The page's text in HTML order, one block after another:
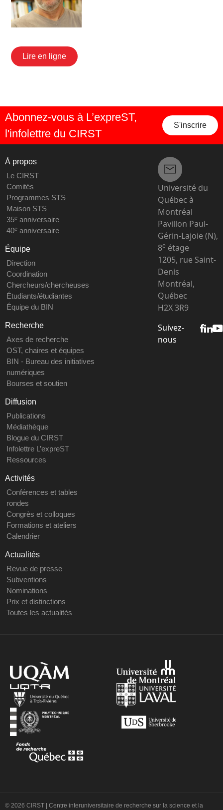
Lire en ligne
Abonnez-vous à L’expreST,
l'infolettre du CIRST
S'inscrire
À propos
Le CIRST
Comités
Programmes STS
Maison STS
35eanniversaire
40eanniversaire
Équipe
Direction
Coordination
Chercheurs/chercheuses
Étudiants/étudiantes
Équipe du BIN
Recherche
Axes de recherche
OST, chaires et équipes
BIN - Bureau des initiatives
numériques
Bourses et soutien
Diffusion
Publications
Médiathèque
Blogue du CIRST
Infolettre L’expreST
Ressources
Activités
Conférences et tables
rondes
Congrès et colloques
Formations et ateliers
Calendrier
Actualités
Revue de presse
Subventions
Nominations
Prix et distinctions
Toutes les actualités
Université du
Québec à
Montréal
Pavillon Paul-
Gérin-Lajoie (N),
8e étage
1205, rue Saint-
Denis
Montréal,
Québec
H2X 3R9
Suivez-
nous
© 2026 CIRST | Centre interuniversitaire de recherche sur la science et la